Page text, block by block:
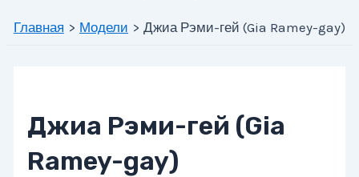
Главная Модели Джиа Рэми-гей (Gia Ramey-gay)
Джиа Рэми-гей (Gia
Ramey-gay)